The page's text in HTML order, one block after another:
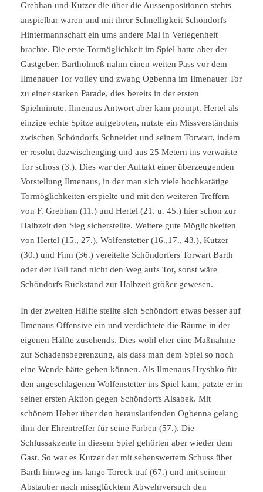
Grebhan und Kutzer die über die Aussenpositionen stehts
anspielbar waren und mit ihrer Schnelligkeit Schöndorfs
Hintermannschaft ein ums andere Mal in Verlegenheit
brachte. Die erste Tormöglichkeit im Spiel hatte aber der
Gastgeber. Bartholmeß nahm einen weiten Pass vor dem
Ilmenauer Tor volley und zwang Ogbenna im Ilmenauer Tor
zu einer starken Parade, dies bereits in der ersten
Spielminute. Ilmenaus Antwort aber kam prompt. Hertel als
einzige echte Spitze aufgeboten, nutzte ein Missverständnis
zwischen Schöndorfs Schneider und seinem Torwart, indem
er resolut dazwischenging und aus 25 Metern ins verwaiste
Tor schoss (3.). Dies war der Auftakt einer überzeugenden
Vorstellung Ilmenaus, in der man sich viele hochkarätige
Tormöglichkeiten erspielte und mit den weiteren Treffern
von F. Grebhan (11.) und Hertel (21. u. 45.) hier schon zur
Halbzeit den Sieg sicherstellte. Weitere gute Möglichkeiten
von Hertel (15., 27.), Wolfenstetter (16.,17., 43.), Kutzer
(30.) und Finn (36.) vereitelte Schöndorfers Torwart Barth
oder der Ball fand nicht den Weg aufs Tor, sonst wäre
Schöndorfs Rückstand zur Halbzeit größer gewesen.
In der zweiten Hälfte stellte sich Schöndorf etwas besser auf
Ilmenaus Offensive ein und verdichtete die Räume in der
eigenen Hälfte zusehends. Dies wohl eher eine Maßnahme
zur Schadensbegrenzung, als dass man dem Spiel so noch
eine Wende hätte geben können. Als Ilmenaus Hryshko für
den angeschlagenen Wolfenstetter ins Spiel kam, patzte er in
seiner ersten Aktion gegen Schöndorfs Alsabek. Mit
schönem Heber über den herauslaufenden Ogbenna gelang
ihm der Ehrentreffer für seine Farben (57.). Die
Schlussakzente in diesem Spiel gehörten aber wieder dem
Gast. So war es Kutzer der mit sehenswertem Schuss über
Barth hinweg ins lange Toreck traf (67.) und mit seinem
Abstauber nach missglücktem Abwehrversuch den